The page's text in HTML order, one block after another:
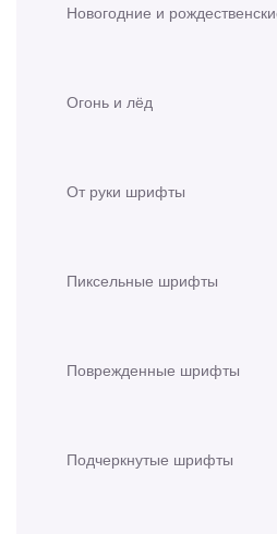
Новогодние и
Огонь и лёд
От руки шрифты
Пиксельные шрифты
Поврежденные шрифты
Подчеркнутые шрифты